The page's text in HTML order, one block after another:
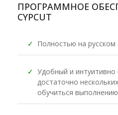
ПРОГРАММНОЕ
СYPCUT
✓ Полностью на русском
✓ Удобный и
достаточно
обучиться